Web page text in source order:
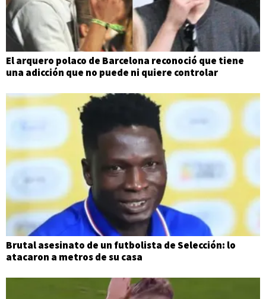
El arquero polaco de Barcelona reconoció que tiene
una adicción que no puede ni quiere controlar
Brutal asesinato de un futbolista de Selección: lo
atacaron a metros de su casa